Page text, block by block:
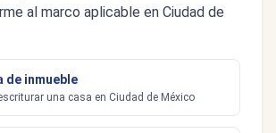
al marco aplicable en Ciudad de
de inmueble
una casa en Ciudad de México